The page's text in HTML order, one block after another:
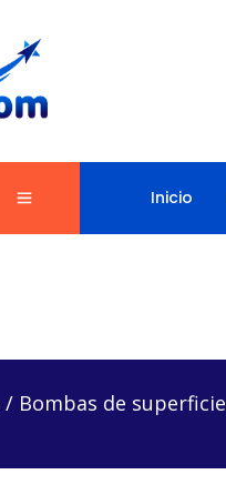
Inicio
/ Bombas de superficie